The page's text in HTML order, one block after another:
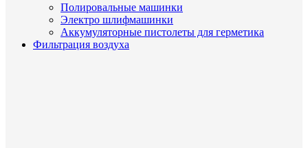
Полировальные машинки
Электро шлифмашинки
Аккумуляторные пистолеты для герметика
Фильтрация воздуха